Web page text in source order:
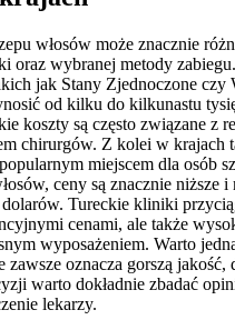
włosów może znacznie
oraz wybranej metody
jak Stany Zjednoczone czy
od kilku do kilkunastu
koszty są często związane z
chirurgów. Z kolei w krajach
miejscem dla osób
ceny są znacznie niższe
Tureckie kliniki
cenami, ale także
wyposażeniem. Warto
zawsze oznacza gorszą jakość,
warto dokładnie zbadać
lekarzy.